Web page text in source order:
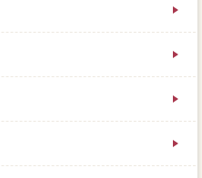
売れるのか、絶対に失
と、住民票を新住所に
庭にありますので、より
けましょう。家を売っ